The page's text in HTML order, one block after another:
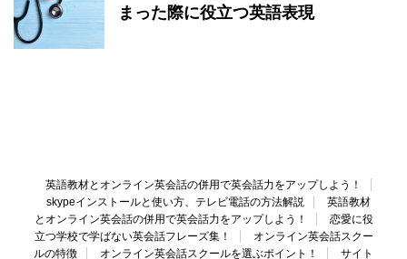
まった際に役立つ英語表現
英語教材とオンライン英会話の併用で英会話力をアップしよう！
skypeインストールと使い方、テレビ電話の方法解説
英語教材
とオンライン英会話の併用で英会話力をアップしよう！
恋愛に役
立つ学校で学ばない英会話フレーズ集！
オンライン英会話スクー
ルの特徴
オンライン英会話スクールを選ぶポイント！ サイト